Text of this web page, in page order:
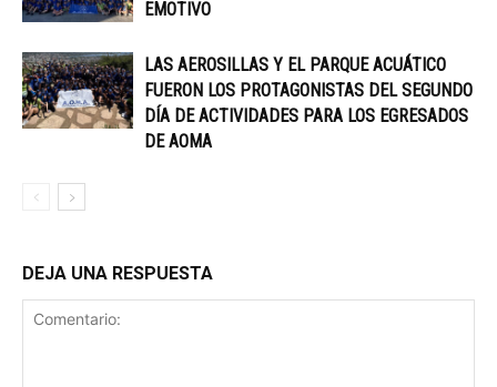
EMOTIVO
LAS AEROSILLAS Y EL PARQUE ACUÁTICO
FUERON LOS PROTAGONISTAS DEL SEGUNDO
DÍA DE ACTIVIDADES PARA LOS EGRESADOS
DE AOMA
DEJA UNA RESPUESTA